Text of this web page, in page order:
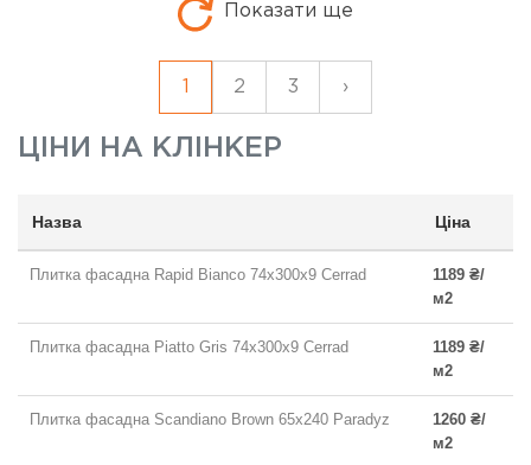
Показати ще
2 3 ›
ЦІНИ НА КЛІНКЕР
Назва Ціна
Плитка фасадна Rapid Bianco 74x300x9 Cerrad
1189 ₴/
м2
Плитка фасадна Piatto Gris 74x300x9 Cerrad
1189 ₴/
м2
Плитка фасадна Scandiano Brown 65x240 Paradyz
1260 ₴/
м2